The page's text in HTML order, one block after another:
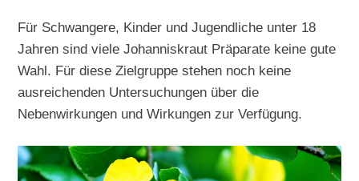
Für Schwangere, Kinder und Jugendliche unter 18
Jahren sind viele Johanniskraut Präparate keine gute
Wahl. Für diese Zielgruppe stehen noch keine
ausreichenden Untersuchungen über die
Nebenwirkungen und Wirkungen zur Verfügung.